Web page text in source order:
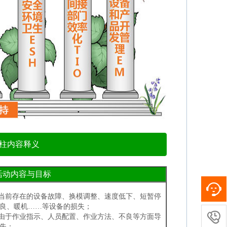
内容释义
动内容与目标
前存在的设备故障、换模调整、速度低下、短暂停
、暖机……等设备的损失；
于作业指示、人员配置、作业方法、不良等方面导
